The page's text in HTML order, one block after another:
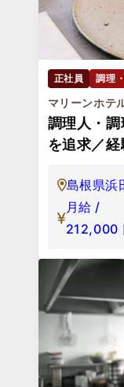
正社員 調理
マリーンホテ
調理人・
を追求／
島根県浜
月給 /
212,000